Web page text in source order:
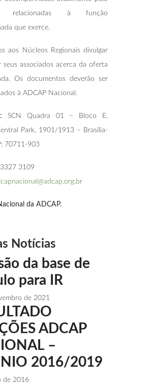
relacionadas à função
que exerce.
aos Núcleos Regionais divulgar
seus associados acerca da oferta
Os documentos deverão ser
à ADCAP Nacional.
SCN Quadra 01 – Bloco E,
Park, 1901/1913 – Brasília-
70711-903
3109
da ADCAP.
Notícias
da base de
para IR
de 2021
ADCAP
–
2016/2019
de 2016